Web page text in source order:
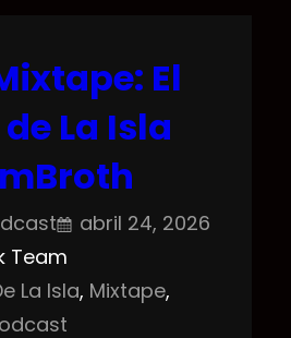
El
La Isla
abril 24, 2026
Team
La Isla, Mixtape